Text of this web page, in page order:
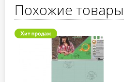
Похожие товары